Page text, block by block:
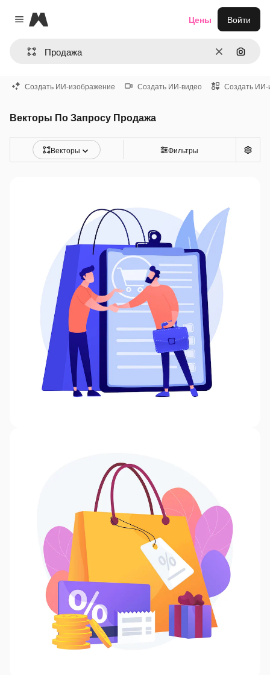
Close menu
Magnific
ОчиститьПоиск
Цены Войти
Создать ИИ-изображение Создать ИИ-видео Создать ИИ-
Векторы По Запросу Продажа
Векторы Фильтры